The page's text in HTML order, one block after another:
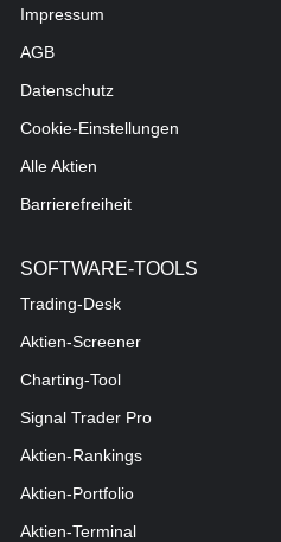
Impressum
AGB
Datenschutz
Cookie-Einstellungen
Alle Aktien
Barrierefreiheit
SOFTWARE-TOOLS
Trading-Desk
Aktien-Screener
Charting-Tool
Signal Trader Pro
Aktien-Rankings
Aktien-Portfolio
Aktien-Terminal